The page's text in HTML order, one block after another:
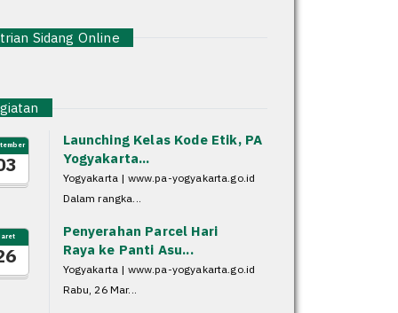
Sidang Online
Launching Kelas Kode Etik, PA
Yogyakarta...
Yogyakarta | www.pa-yogyakarta.go.id
Dalam rangka...
Penyerahan Parcel Hari
Raya ke Panti Asu...
Yogyakarta | www.pa-yogyakarta.go.id
Rabu, 26 Mar...